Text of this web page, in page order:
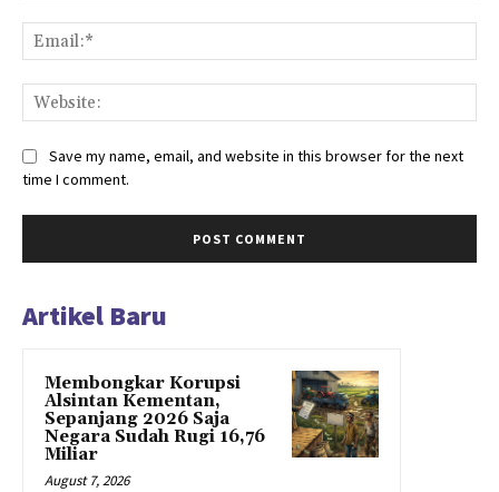
Save my name, email, and website in this browser for the next
time I comment.
Artikel Baru
Membongkar Korupsi
Alsintan Kementan,
Sepanjang 2026 Saja
Negara Sudah Rugi 16,76
Miliar
August 7, 2026